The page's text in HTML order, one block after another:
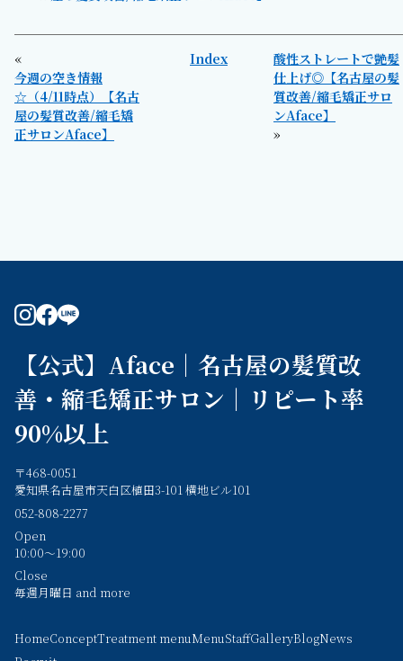
«
今週の空き情報
☆（4/11時点）【名古
屋の髪質改善/縮毛矯
正サロンAface】
Index
酸性ストレートで艶髪
仕上げ◎【名古屋の髪
質改善/縮毛矯正サロ
ンAface】
»
【公式】Aface｜名古屋の髪質改
善・縮毛矯正サロン｜リピート率
90%以上
〒468-0051
愛知県名古屋市天白区植田3-101 横地ビル101
052-808-2277
Open
10:00～19:00
Close
毎週月曜日 and more
HomeConceptTreatment menuMenuStaffGalleryBlogNews